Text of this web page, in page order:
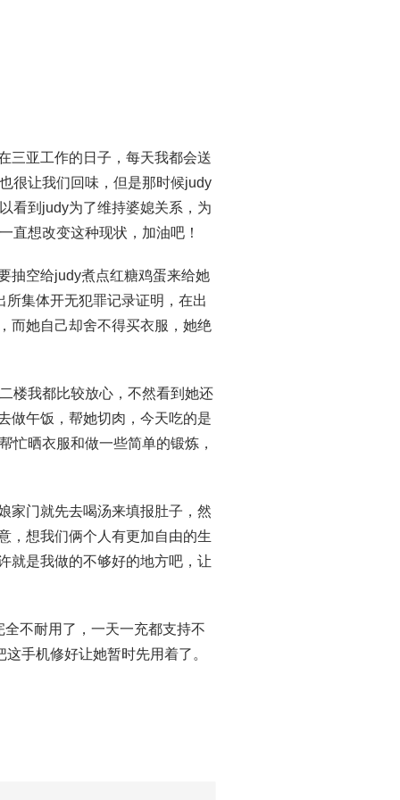
三亚工作的日子，每天我都会送
很让我们回味，但是那时候judy
看到judy为了维持婆媳关系，为
直想改变这种现状，加油吧！
抽空给judy煮点红糖鸡蛋来给她
集体开无犯罪记录证明，在出
而她自己却舍不得买衣服，她绝
楼我都比较放心，不然看到她还
做午饭，帮她切肉，今天吃的是
忙晒衣服和做一些简单的锻炼，
家门就先去喝汤来填报肚子，然
，想我们俩个人有更加自由的生
就是我做的不够好的地方吧，让
不耐用了，一天一充都支持不
手机修好让她暂时先用着了。